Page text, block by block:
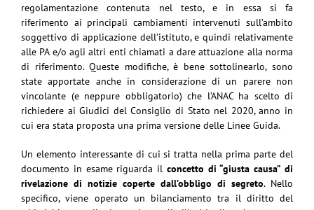
regolamentazione contenuta nel testo, e in essa si fa
riferimento ai principali cambiamenti intervenuti sull’ambito
soggettivo di applicazione dell’istituto, e quindi relativamente
alle PA e/o agli altri enti chiamati a dare attuazione alla norma
di riferimento. Queste modifiche, è bene sottolinearlo, sono
state apportate anche in considerazione di un parere non
vincolante (e neppure obbligatorio) che l’ANAC ha scelto di
richiedere ai Giudici del Consiglio di Stato nel 2020, anno in
cui era stata proposta una prima versione delle Linee Guida.
Un elemento interessante di cui si tratta nella prima parte del
documento in esame riguarda il concetto di “giusta causa” di
rivelazione di notizie coperte dall’obbligo di segreto. Nello
specifico, viene operato un bilanciamento tra il diritto del